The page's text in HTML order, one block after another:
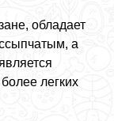
обладает
а
легких